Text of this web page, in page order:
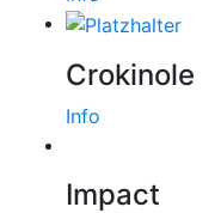
Crokinole
Info
Impact